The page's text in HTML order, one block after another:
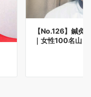
【No.126】鍼灸
｜女性100名山